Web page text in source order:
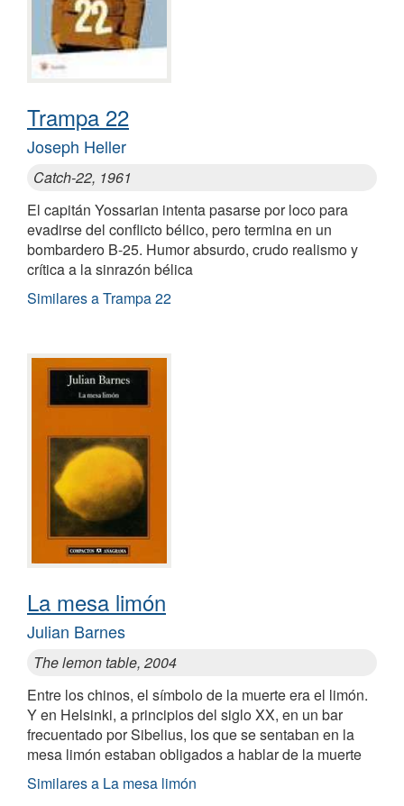
Trampa 22
Joseph Heller
Catch-22, 1961
El capitán Yossarian intenta pasarse por loco para
evadirse del conflicto bélico, pero termina en un
bombardero B-25. Humor absurdo, crudo realismo y
crítica a la sinrazón bélica
Similares a Trampa 22
La mesa limón
Julian Barnes
The lemon table, 2004
Entre los chinos, el símbolo de la muerte era el limón.
Y en Helsinki, a principios del siglo XX, en un bar
frecuentado por Sibelius, los que se sentaban en la
mesa limón estaban obligados a hablar de la muerte
Similares a La mesa limón